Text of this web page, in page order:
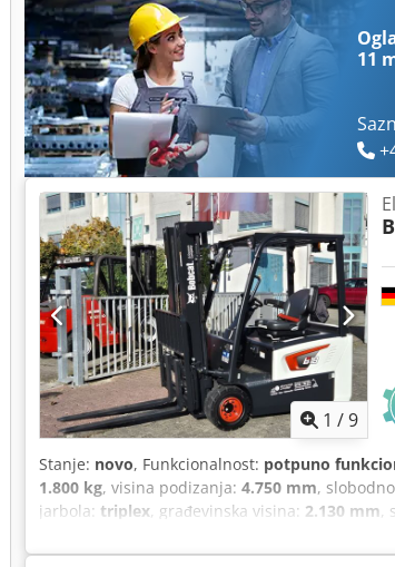
11
1 /9
Stanje: novo, Funkcionalnost: potpuno
1.800 kg, visina podizanja: 4.750 mm,
jarbola: triplex, građevinska visina: 2.130 mm,
,
1.090 mm,